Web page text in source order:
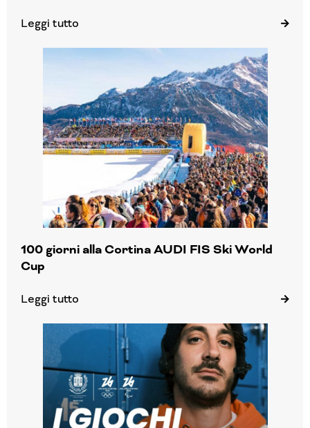
Leggi tutto
100 giorni alla Cortina AUDI FIS Ski World
Cup
Leggi tutto